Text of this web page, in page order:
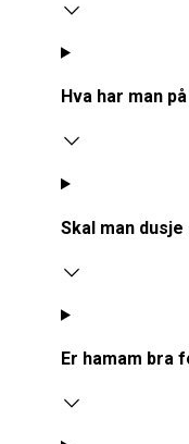
Hva har man
Skal man
Er hamam bra